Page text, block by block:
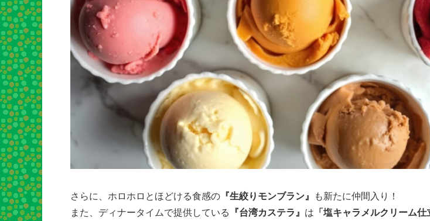
さらに、ホロホロとほどける食感の 『生絞りモンブラン』 も新たに仲間入り！
また、ディナータイムで提供している 『台湾カステラ』 は 「塩キャラメルクリーム仕